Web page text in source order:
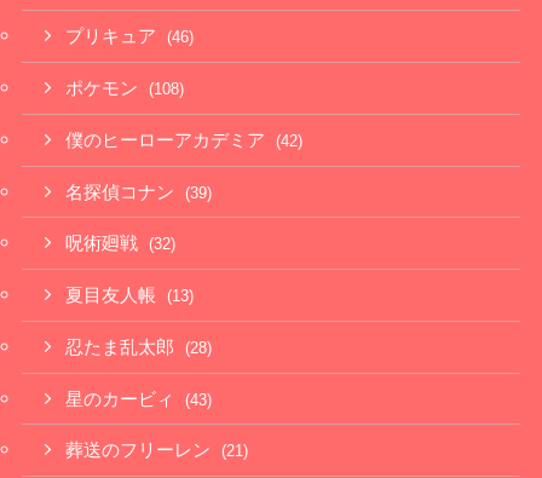
プリキュア (46)
ポケモン (108)
僕のヒーローアカデミア (42)
名探偵コナン (39)
呪術廻戦 (32)
夏目友人帳 (13)
忍たま乱太郎 (28)
星のカービィ (43)
葬送のフリーレン (21)